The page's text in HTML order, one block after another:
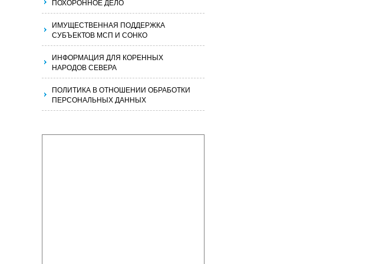
ПОХОРОННОЕ ДЕЛО
ИМУЩЕСТВЕННАЯ ПОДДЕРЖКА
СУБЪЕКТОВ МСП И СОНКО
ИНФОРМАЦИЯ ДЛЯ КОРЕННЫХ
НАРОДОВ СЕВЕРА
ПОЛИТИКА В ОТНОШЕНИИ ОБРАБОТКИ
ПЕРСОНАЛЬНЫХ ДАННЫХ